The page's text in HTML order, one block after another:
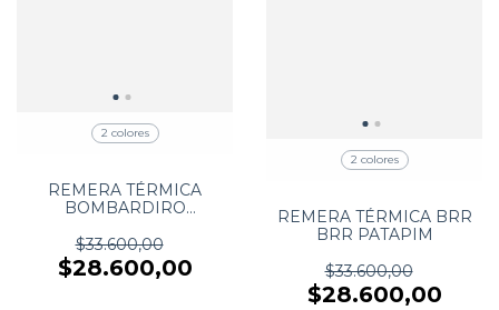
2 colores
REMERA TÉRMICA
BOMBARDIRO
$33.600,00
$28.600,00
2 colores
REMERA TÉRMICA BRR
BRR PATAPIM
$33.600,00
$28.600,00